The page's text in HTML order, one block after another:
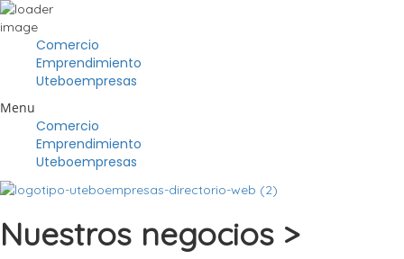
Comercio
Emprendimiento
Uteboempresas
Menu
Comercio
Emprendimiento
Uteboempresas
Nuestros negocios >